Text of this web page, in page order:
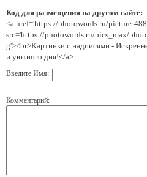
Код для размещения на другом сайте:
<a href='https://photowords.ru/picture-
src='https://photowords.ru/pics_max/
g'><br>Картинки с надписями -
и уютного дня!</a>
Введите Имя:
Комментарий: